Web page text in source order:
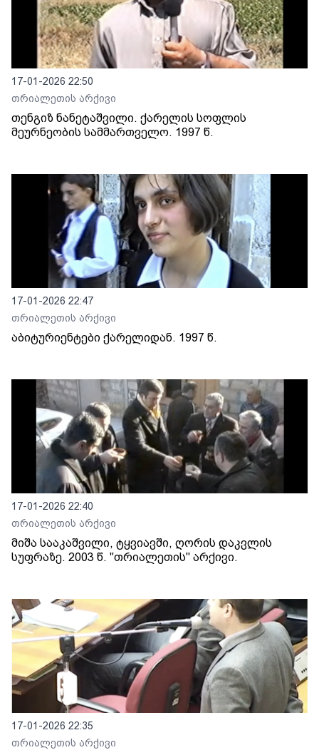
17-01-2026 22:50
თრიალეთის არქივი
თენგიზ ნანეტაშვილი. ქარელის სოფლის
მეურნეობის სამმართველო. 1997 წ.
17-01-2026 22:47
თრიალეთის არქივი
აბიტურიენტები ქარელიდან. 1997 წ.
17-01-2026 22:40
თრიალეთის არქივი
მიშა სააკაშვილი, ტყვიავში, ღორის დაკვლის
სუფრაზე. 2003 წ. "თრიალეთის" არქივი.
17-01-2026 22:35
თრიალეთის არქივი